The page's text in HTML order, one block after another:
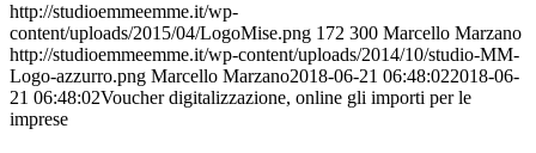
http://studioemmeemme.it/wp-
content/uploads/2015/04/LogoMise.png 172 300 Marcello Marzano
http://studioemmeemme.it/wp-content/uploads/2014/10/studio-MM-
Logo-azzurro.png Marcello Marzano2018-06-21 06:48:022018-06-
21 06:48:02Voucher digitalizzazione, online gli importi per le
imprese